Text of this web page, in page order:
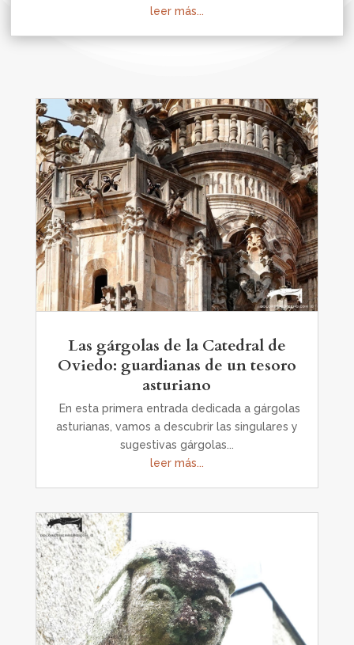
leer más...
Las gárgolas de la Catedral de
Oviedo: guardianas de un tesoro
asturiano
En esta primera entrada dedicada a gárgolas
asturianas, vamos a descubrir las singulares y
sugestivas gárgolas...
leer más...